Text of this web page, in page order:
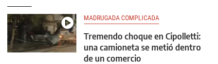
MADRUGADA COMPLICADA
Tremendo choque en Cipolletti:
una camioneta se metió dentro
de un comercio